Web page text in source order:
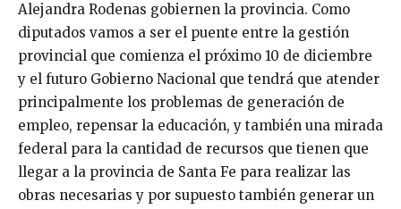
Alejandra Rodenas gobiernen la provincia. Como
diputados vamos a ser el puente entre la gestión
provincial que comienza el próximo 10 de diciembre
y el futuro Gobierno Nacional que tendrá que atender
principalmente los problemas de generación de
empleo, repensar la educación, y también una mirada
federal para la cantidad de recursos que tienen que
llegar a la provincia de Santa Fe para realizar las
obras necesarias y por supuesto también generar un